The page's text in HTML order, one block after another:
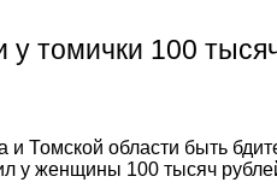
томички 100
Томской области быть
у женщины 100 тысяч